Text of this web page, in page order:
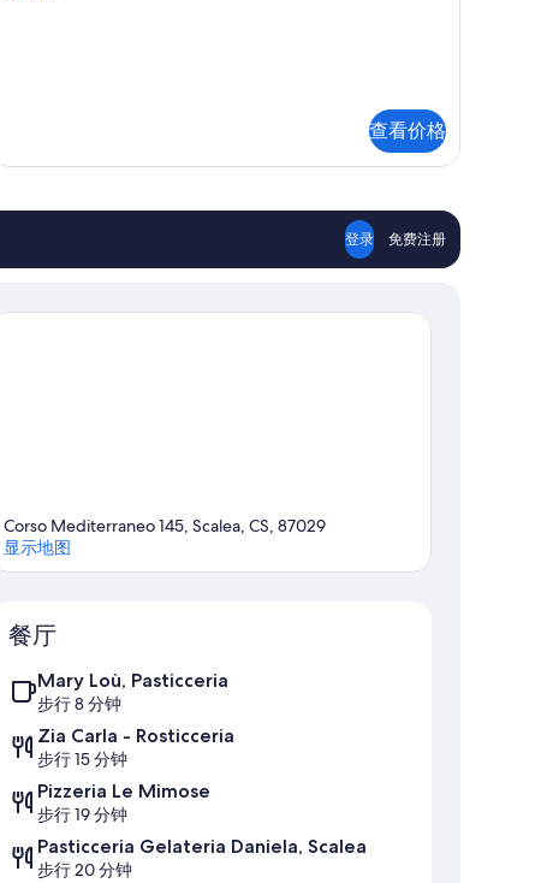
查看价格
登录 免费注册
Corso Mediterraneo 145, Scalea, CS, 87029
显示地图
餐厅
Mary Loù, Pasticceria
步行 8 分钟
Zia Carla - Rosticceria
步行 15 分钟
Pizzeria Le Mimose
步行 19 分钟
Pasticceria Gelateria Daniela, Scalea
步行 20 分钟